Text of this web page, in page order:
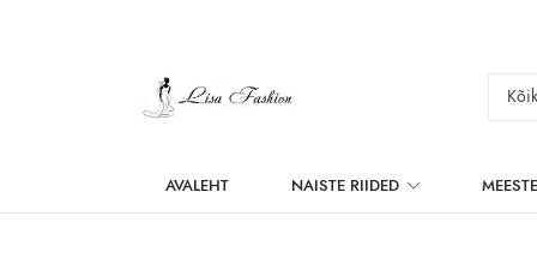
AVALEHT NAISTE RIIDED